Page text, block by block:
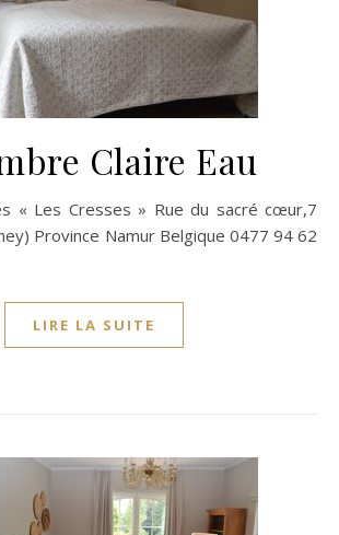
Claire Eau
Province Namur Belgique 0477 94 62
LIRE LA SUITE